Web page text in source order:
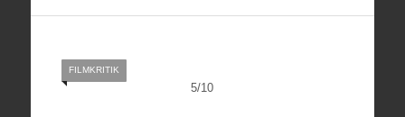
5/10
FILMKRITIK